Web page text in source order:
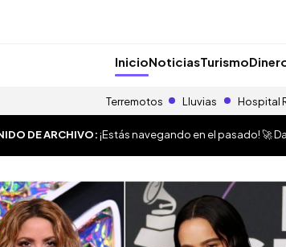
InicioNoticiasTurismo
Terremotos Lluvias Hospital
DE ARCHIVO:¡Estás navegando en el pasado! 🚀